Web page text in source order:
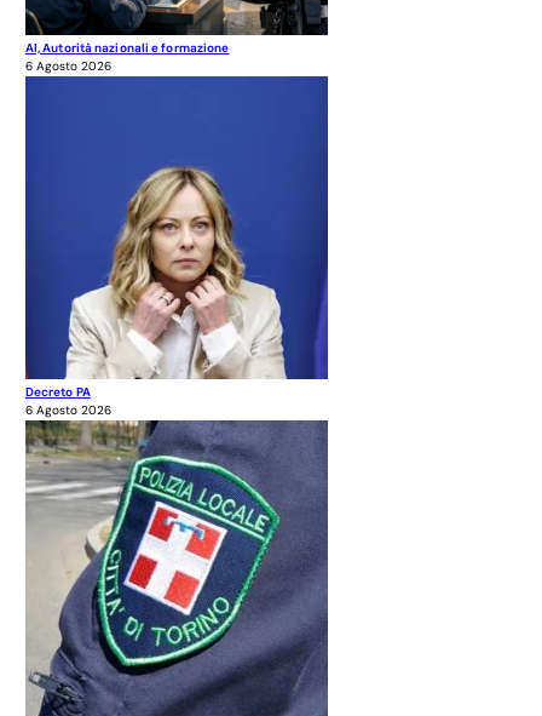
AI, Autorità nazionali e formazione
6 Agosto 2026
Decreto PA
6 Agosto 2026